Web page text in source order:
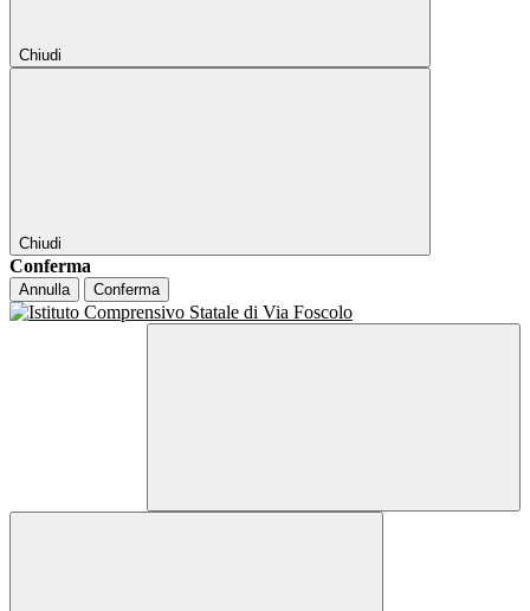
Chiudi
Chiudi
Conferma
Annulla Conferma